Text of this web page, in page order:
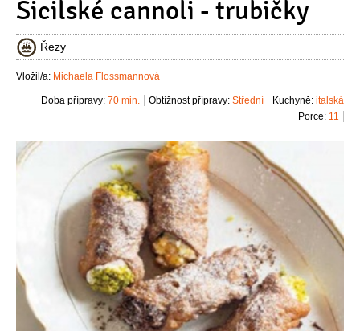
Sicilské cannoli - trubičky
Řezy
Vložil/a: Michaela Flossmannová
Kuchyně: italská
Obtížnost přípravy: Střední
Doba přípravy: 70 min.
Porce: 11